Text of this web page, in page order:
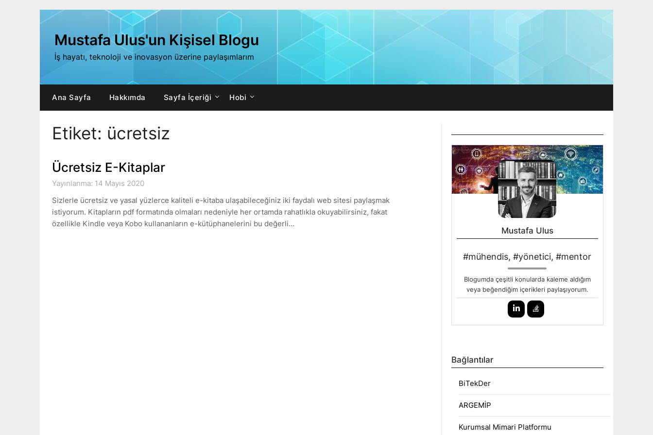
Mustafa Ulus'un Kişisel Blogu
İş hayatı, teknoloji ve inovasyon üzerine paylaşımlarım
Ana Sayfa Hakkımda Sayfa İçeriği Hobi
Etiket: ücretsiz
Ücretsiz E-Kitaplar
Yayınlanma: 14 Mayıs 2020
Sizlerle ücretsiz ve yasal yüzlerce kaliteli e-kitaba ulaşabileceğiniz iki faydalı web sitesi paylaşmak
istiyorum. Kitapların pdf formatında olmaları nedeniyle her ortamda rahatlıkla okuyabilirsiniz, fakat
özellikle Kindle veya Kobo kullananların e-kütüphanelerini bu değerli…
Mustafa Ulus
#mühendis, #yönetici, #mentor
Blogumda çeşitli konularda kaleme aldığım
veya beğendiğim içerikleri paylaşıyorum.
Bağlantılar
BiTekDer
ARGEMİP
Kurumsal Mimari Platformu